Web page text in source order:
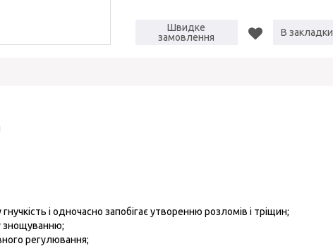
Швидке
замовлення
В закладки
і одночасно запобігає утворенню розломів і тріщин;
знощуванню;
регулювання;